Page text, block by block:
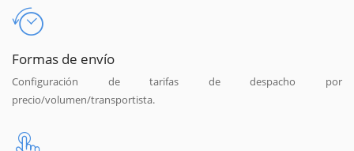
Formas de envío
Configuración de tarifas de despacho por
precio/volumen/transportista.